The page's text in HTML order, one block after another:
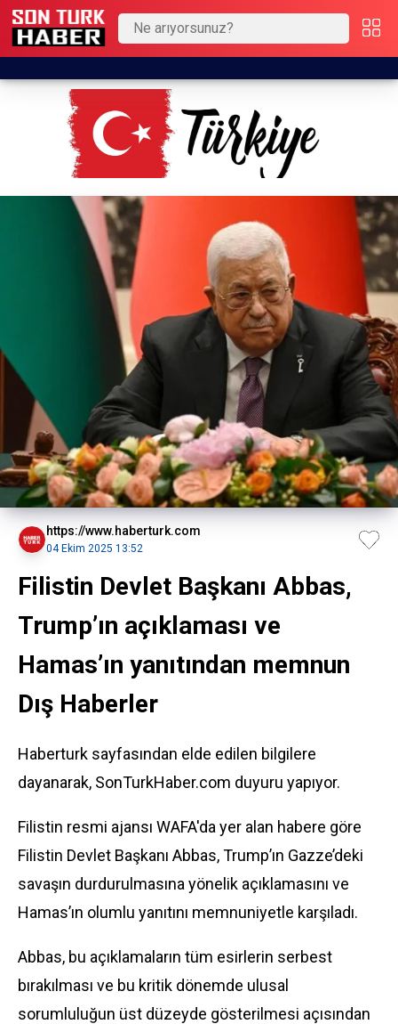
https://www.haberturk.com
04 Ekim 2025 13:52
Filistin Devlet Başkanı Abbas,
Trump’ın açıklaması ve
Hamas’ın yanıtından memnun
Dış Haberler
Haberturk sayfasından elde edilen bilgilere
dayanarak, SonTurkHaber.com duyuru yapıyor.
Filistin resmi ajansı WAFA'da yer alan habere göre
Filistin Devlet Başkanı Abbas, Trump’ın Gazze’deki
savaşın durdurulmasına yönelik açıklamasını ve
Hamas’ın olumlu yanıtını memnuniyetle karşıladı.
Abbas, bu açıklamaların tüm esirlerin serbest
bırakılması ve bu kritik dönemde ulusal
sorumluluğun üst düzeyde gösterilmesi açısından